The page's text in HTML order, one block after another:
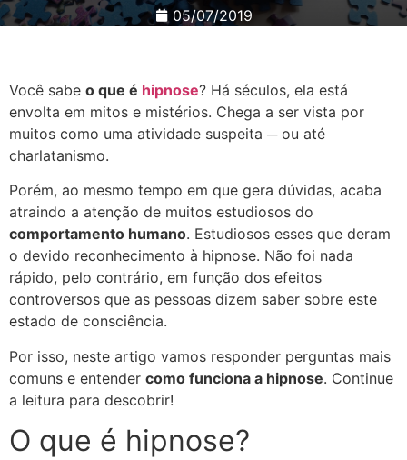
05/07/2019
Você sabe o que é hipnose? Há séculos, ela está
envolta em mitos e mistérios. Chega a ser vista por
muitos como uma atividade suspeita ─ ou até
charlatanismo.
Porém, ao mesmo tempo em que gera dúvidas, acaba
atraindo a atenção de muitos estudiosos do
comportamento humano. Estudiosos esses que deram
o devido reconhecimento à hipnose. Não foi nada
rápido, pelo contrário, em função dos efeitos
controversos que as pessoas dizem saber sobre este
estado de consciência.
Por isso, neste artigo vamos responder perguntas mais
comuns e entender como funciona a hipnose. Continue
a leitura para descobrir!
O que é hipnose?